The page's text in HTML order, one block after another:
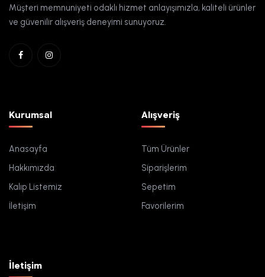
Müşteri memnuniyeti odaklı hizmet anlayışımızla, kaliteli ürünler
ve güvenilir alışveriş deneyimi sunuyoruz.
Kurumsal
Anasayfa
Hakkımızda
Kalıp Listemiz
İletişim
Alışveriş
Tüm Ürünler
Siparişlerim
Sepetim
Favorilerim
İletişim